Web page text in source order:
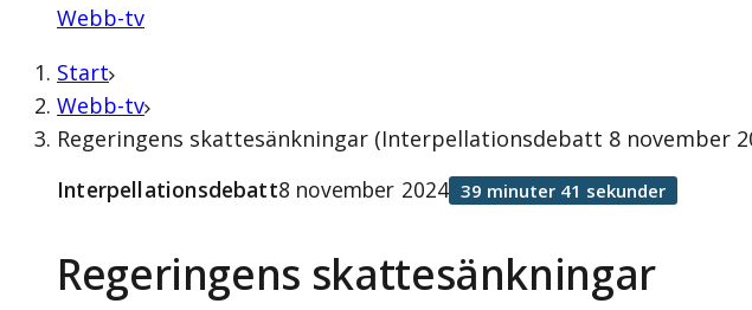
Webb-tv
Start
Webb-tv
Regeringens skattesänkningar (Interpellationsdebatt 8 november
Regeringens skattesänkningar
Interpellationsdebatt8 november 2024 39 minuter 41 sekunder